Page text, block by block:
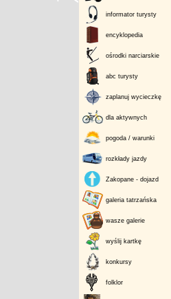
informator turysty
encyklopedia
ośrodki narciarskie
abc turysty
zaplanuj wycieczkę
dla aktywnych
pogoda / warunki
rozkłady jazdy
Zakopane - dojazd
galeria tatrzańska
wasze galerie
wyślij kartkę
konkursy
folklor